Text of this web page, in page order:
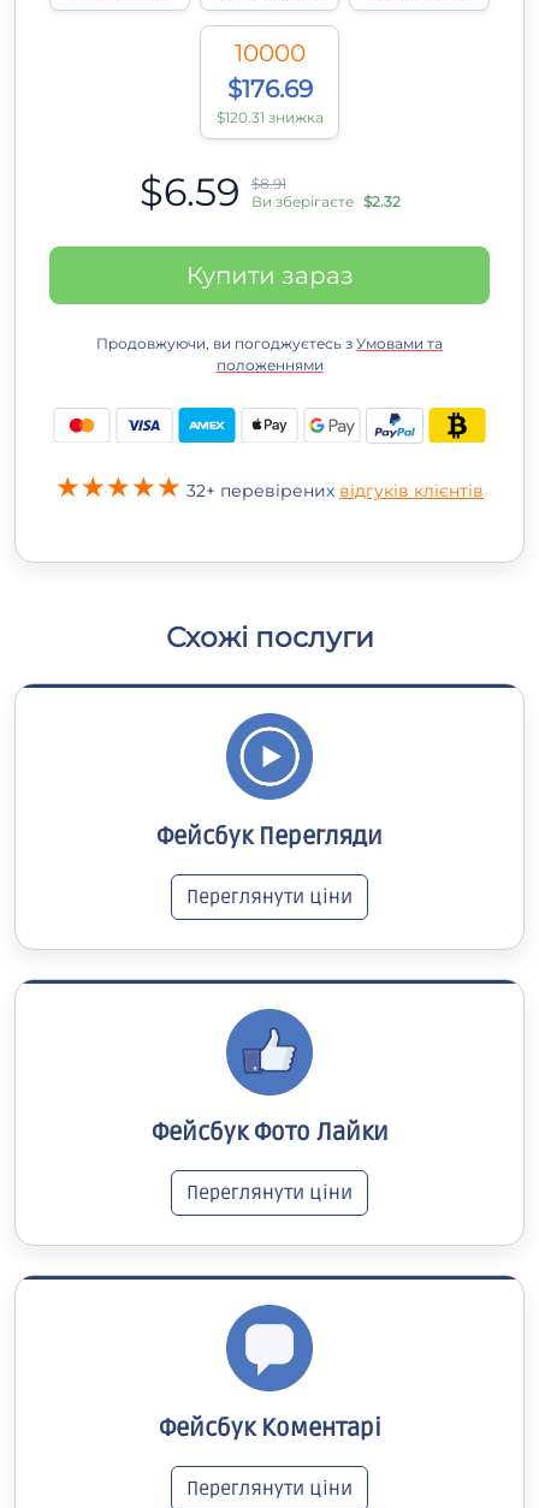
10000
$176.69
$120.31 знижка
$6.59
$8.91
Ви зберігаєте $2.32
Купити зараз
Продовжуючи, ви погоджуєтесь з Умовами та
положеннями
32+ перевірених відгуків клієнтів
Схожі послуги
Фейсбук Перегляди
Переглянути ціни
Фейсбук Фото Лайки
Переглянути ціни
Фейсбук Коментарі
Переглянути ціни